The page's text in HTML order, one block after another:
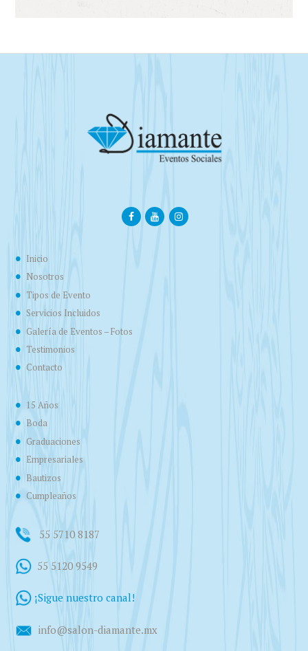
Inicio
Nosotros
Tipos de Evento
Servicios Incluidos
Galería de Eventos – Fotos
Testimonios
Contacto
15 Años
Boda
Graduaciones
Empresariales
Bautizos
Cumpleaños
55 5710 8187
55 5120 9549
¡Sigue nuestro canal!
info@salon-diamante.mx